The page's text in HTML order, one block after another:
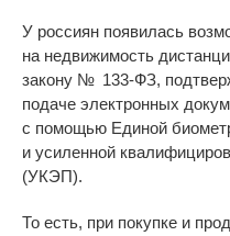
У россиян появилась
на недвижимость
закону № 133-ФЗ,
подаче электронных
с помощью Единой
и усиленной
(УКЭП).
То есть, при покупке и